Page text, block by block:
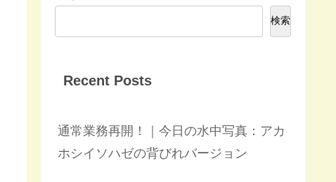
検索
Recent Posts
通常業務再開！｜今日の水中写真：アカ
ホシイソハゼの背びれバージョン